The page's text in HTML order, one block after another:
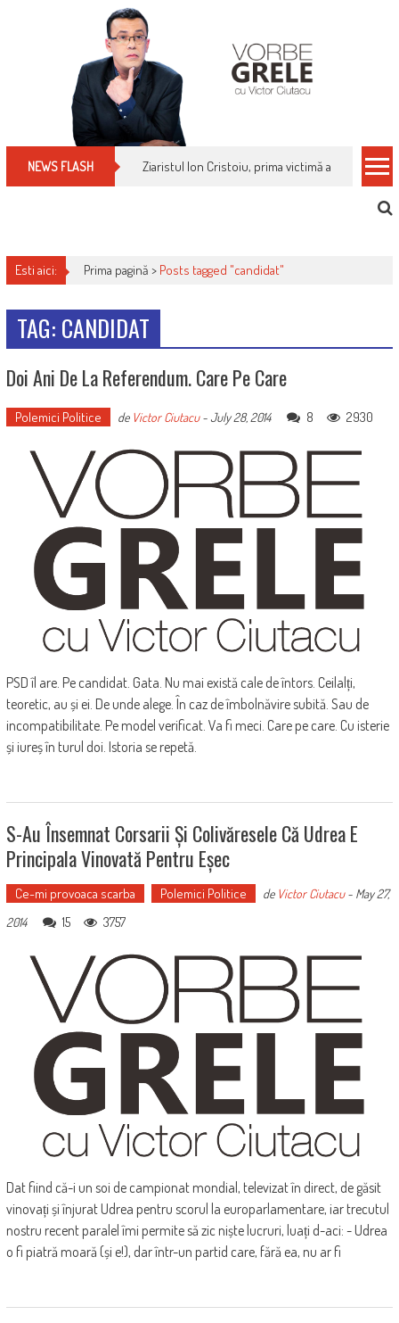
NEWS FLASH Ziaristul Ion Cristoiu, prima victimă a noi
Esti aici: Prima pagină > Posts tagged "candidat"
TAG: CANDIDAT
Doi Ani De La Referendum. Care Pe Care
Polemici Politice de Victor Ciutacu-July 28, 2014 8 2930
PSD îl are. Pe candidat. Gata. Nu mai există cale de întors. Ceilalți,
teoretic, au și ei. De unde alege. În caz de îmbolnăvire subită. Sau de
incompatibilitate. Pe model verificat. Va fi meci. Care pe care. Cu isterie
și iureș în turul doi. Istoria se repetă.
S-Au Însemnat Corsarii Și Colivăresele Că Udrea E
Principala Vinovată Pentru Eșec
Ce-mi provoaca scarba Polemici Politice de Victor Ciutacu- May 27,
2014
15 3757
Dat fiind că-i un soi de campionat mondial, televizat în direct, de găsit
vinovați și înjurat Udrea pentru scorul la europarlamentare, iar trecutul
nostru recent paralel îmi permite să zic niște lucruri, luați d-aci: - Udrea
o fi piatră moară (și e!), dar într-un partid care, fără ea, nu ar fi